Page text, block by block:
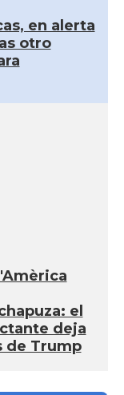
en alerta
otro
el
deja
de Trump